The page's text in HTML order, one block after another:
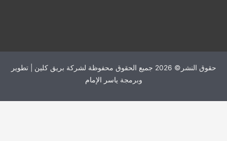
حقوق النشر© 2026 جميع الحقوق محفوظة لشركة بريق كلين | تطوير
وبرمجة ياسر الإمام